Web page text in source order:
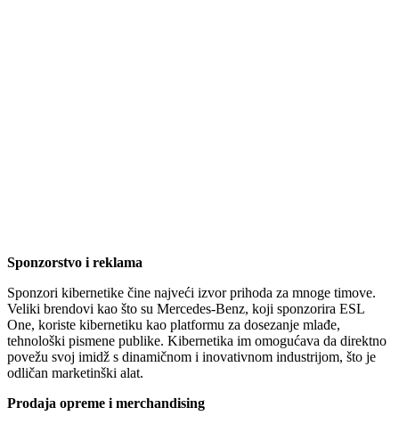
Sponzorstvo i reklama
Sponzori kibernetike čine najveći izvor prihoda za mnoge timove.
Veliki brendovi kao što su Mercedes-Benz, koji sponzorira ESL
One, koriste kibernetiku kao platformu za dosezanje mlađe,
tehnološki pismene publike. Kibernetika im omogućava da direktno
povežu svoj imidž s dinamičnom i inovativnom industrijom, što je
odličan marketinški alat.
Prodaja opreme i merchandising